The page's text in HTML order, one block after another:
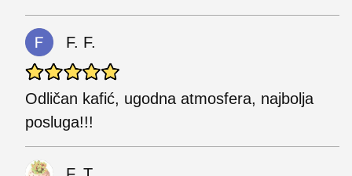
F. F.
Odličan kafić, ugodna atmosfera, najbolja
posluga!!!